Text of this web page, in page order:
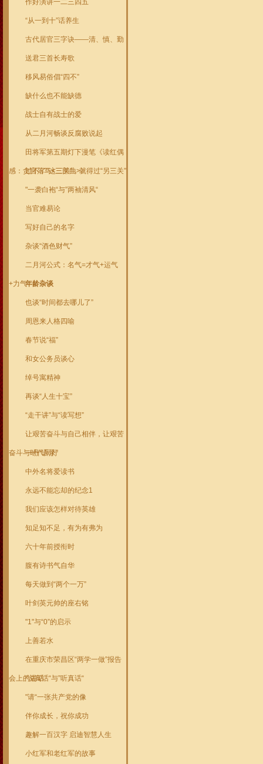
作好演讲一二三四五
“从一到十”话养生
古代居官三字诀——清、慎、勤
送君三首长寿歌
移风易俗倡“四不”
缺什么也不能缺德
战士自有战士的爱
从二月河畅谈反腐败说起
田将军第五期灯下漫笔《读红偶
感：贪官落马<三部曲>》
过不了“这三关”，就得过“另三关”
"一袭白袍“与”两袖清风“
当官难易论
写好自己的名字
杂谈“酒色财气”
二月河公式：名气=才气+运气
+力气年龄杂谈
也谈“时间都去哪儿了”
周恩来人格四喻
春节说“福”
和女公务员谈心
绰号寓精神
再谈“人生十宝”
“走干讲”与“读写想”
让艰苦奋斗与自己相伴，让艰苦
奋斗与时代同行
一丹“语录”
中外名将爱读书
永远不能忘却的纪念1
我们应该怎样对待英雄
知足知不足，有为有弗为
六十年前授衔时
腹有诗书气自华
每天做到“两个一万”
叶剑英元帅的座右铭
"1"与“0”的启示
上善若水
在重庆市荣昌区“两学一做”报告
会上的讲话"说真话“与”听真话“
"请“一张共产党的像
伴你成长，祝你成功
趣解一百汉字 启迪智慧人生
小红军和老红军的故事